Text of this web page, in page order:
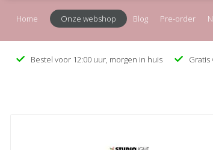
Home Onze webshop Blog Pre-order
Bestel voor 12:00 uur, morgen in huis Gratis